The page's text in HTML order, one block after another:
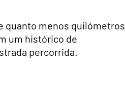
quanto menos quilómetros
um histórico de
percorrida.